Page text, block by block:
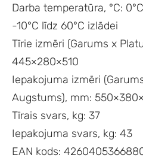
Darba temperatūra, °C:
-10°C līdz 60°C izlādei
Tīrie izmēri (Garums x
445×280×510
Iepakojuma izmēri
Augstums), mm:
Tīrais svars, kg: 37
Iepakojuma svars, kg: 43
EAN kods: